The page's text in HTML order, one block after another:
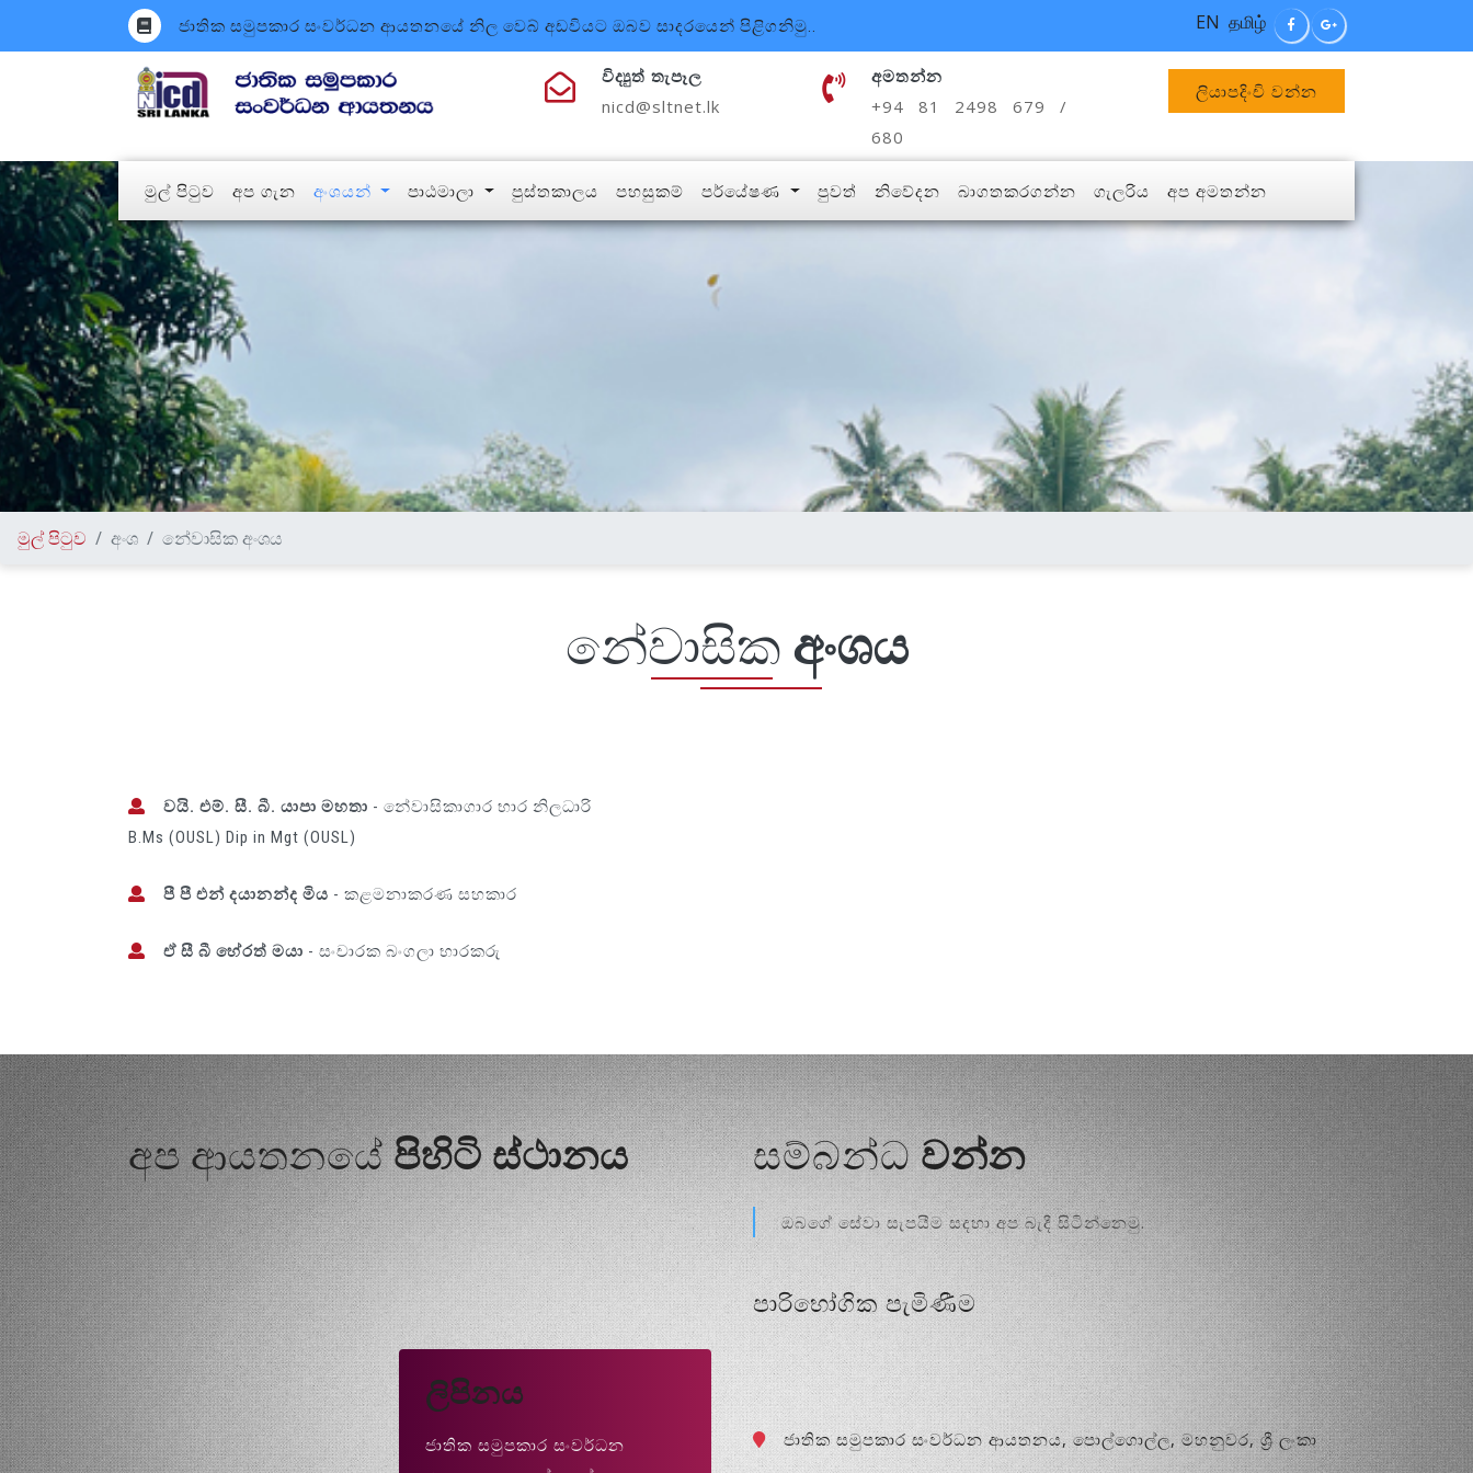
ජාතික සමුපකාර සංවර්ධන ආයතනයේ නිල වෙබ් අඩවියට ඔබව සාදරයෙන් පිළිගනිමු.. EN தமிழ்
විද්‍යුත් තැපෑල
nicd@sltnet.lk
අමතන්න
+94 81 2498 679 /
680
ලියාපදිංචි වන්න
මුල් පිටුව(current)
අප ගැන අංශයන් පාඨමාලා පුස්තකාලය පහසුකම් පර්යේෂණ පුවත් නිවේදන බාගතකරගන්න ගැලරිය අප අමතන්න
මුල් පිටුව අංශ නේවාසික අංශය
නේවාසික අංශය
වයි. එම්. සී. බී. යාපා මහතා - නේවාසිකාගාර භාර නිලධාරි
B.Ms (OUSL) Dip in Mgt (OUSL)
පී පී එන් දයානන්ද මිය - කළමනාකරණ සහකාර
ඒ සී බී හේරත් මයා - සංචාරක බංගලා භාරකරු
අප ආයතනයේපිහිටි ස්ථානය
ලිපිනය
ජාතික සමුපකාර සංවර්ධන
සම්බන්ධවන්න
ඔබගේ සේවා සැපයීම සදහා අප බැදී සිටින්නෙමු.
පාරිභෝගික පැමිණීම
ජාතික සමුපකාර සංවර්ධන ආයතනය, පොල්ගොල්ල, මහනුවර, ශ්‍රී ලංකා